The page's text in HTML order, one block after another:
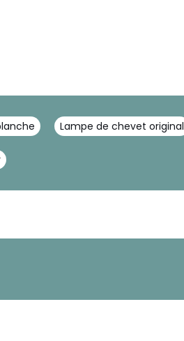
Lampe de chevet original